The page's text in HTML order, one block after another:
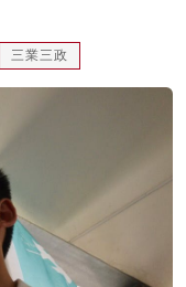
三業三政